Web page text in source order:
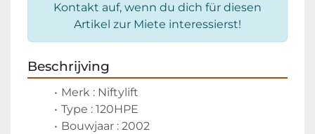
Kontakt auf, wenn du dich für diesen
Artikel zur Miete interessierst!
Beschrijving
Merk : Niftylift
Type : 120HPE
Bouwjaar : 2002